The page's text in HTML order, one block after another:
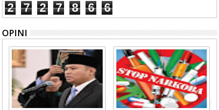
2 7 2 7 8 6 6
OPINI